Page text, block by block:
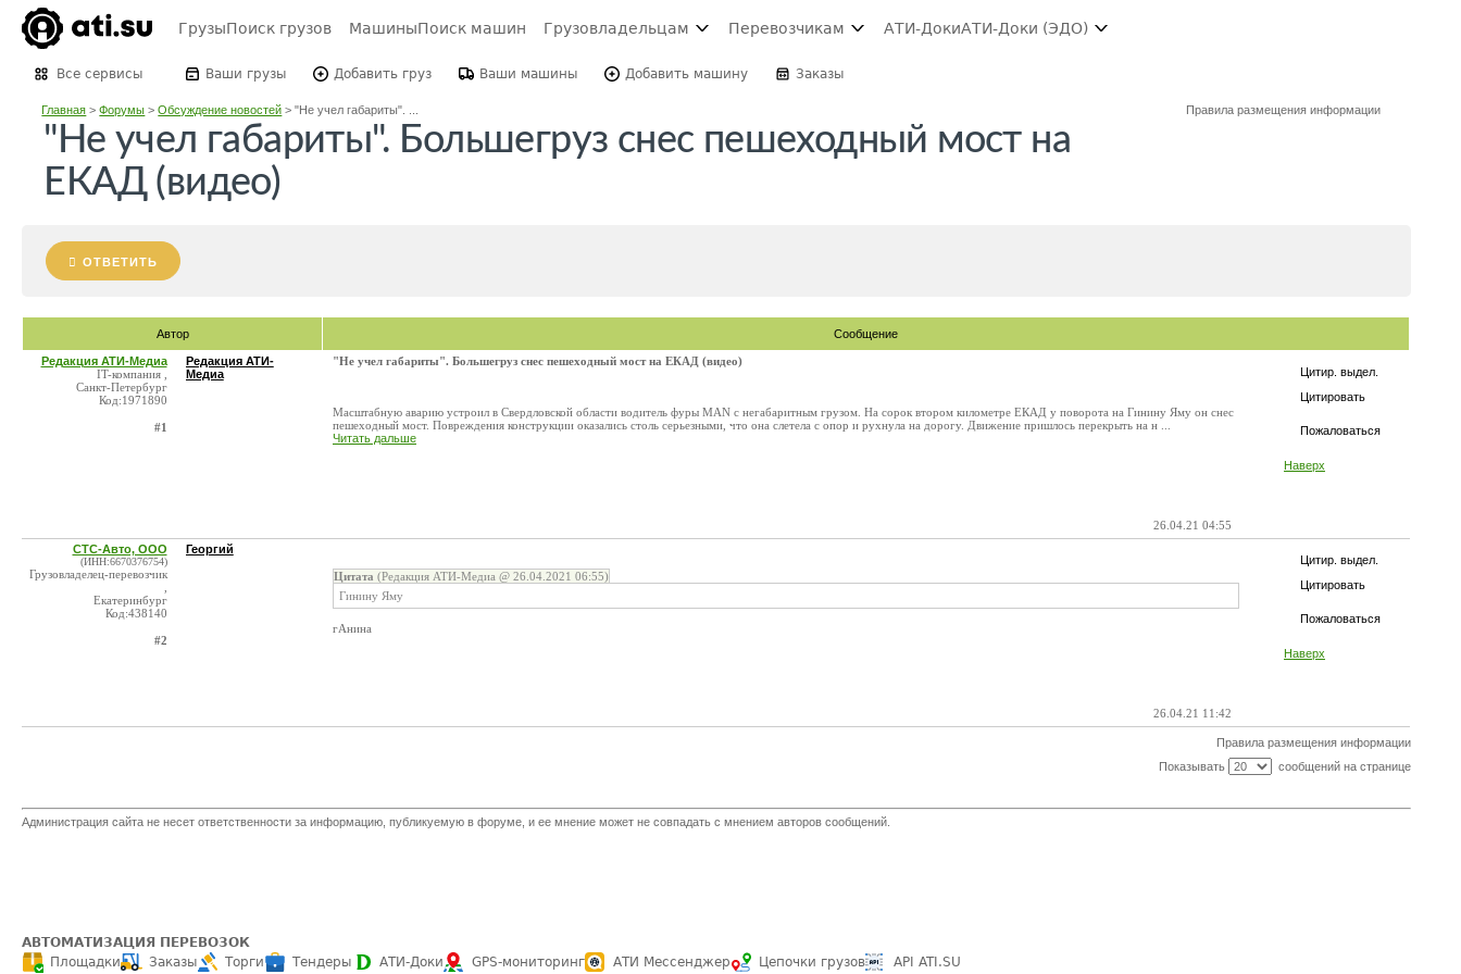
ГрузыПоиск грузов МашиныПоиск машин Грузовладельцам Перевозчикам АТИ-ДокиАТИ-Доки (ЭДО)
Все сервисы Ваши грузы Добавить груз Ваши машины Добавить машину Заказы
Главная >Форумы >Обсуждение новостей >"Не учел габариты". ... Правила размещения информации
"Не учел габариты". Большегруз снес пешеходный мост на
ЕКАД (видео)
ОТВЕТИТЬ
Автор Сообщение
Цитир. выдел.
Цитировать
Пожаловаться
Наверх
Редакция АТИ-Медиа
IT-компания ,
Санкт-Петербург
Код:1971890
#1
Редакция АТИ-
Медиа
"Не учел габариты". Большегруз снес пешеходный мост на ЕКАД (видео)
Масштабную аварию устроил в Свердловской области водитель фуры MAN с негабаритным грузом. На сорок втором километре ЕКАД у поворота на Гинину Яму он снес
пешеходный мост. Повреждения конструкции оказались столь серьезными, что она слетела с опор и рухнула на дорогу. Движение пришлось перекрыть на н ...
Читать дальше
26.04.21 04:55
Цитир. выдел.
Цитировать
Пожаловаться
Наверх
СТС-Авто, ООО
(ИНН:6670376754)
Грузовладелец-перевозчик
Екатеринбург
Код:438140
#2
Георгий
Цитата (Редакция АТИ-Медиа @ 26.04.2021 06:55)
Гинину Яму
гАнина
26.04.21 11:42
Правила размещения информации
Показывать
сообщений на странице
Администрация сайта не несет ответственности за информацию, публикуемую в форуме, и ее мнение может не совпадать с мнением авторов сообщений.
АВТОМАТИЗАЦИЯ ПЕРЕВОЗОК
Площадки
Заказы Торги Тендеры АТИ-Доки GPS-мониторинг АТИ Мессенджер Цепочки грузов API ATI.SU